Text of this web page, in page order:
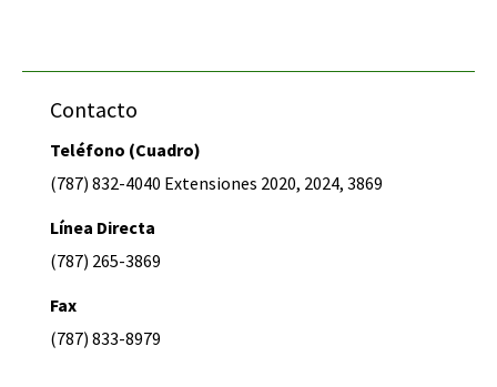
Contacto
Teléfono (Cuadro)
(787) 832-4040 Extensiones 2020, 2024, 3869
Línea Directa
(787) 265-3869
Fax
(787) 833-8979